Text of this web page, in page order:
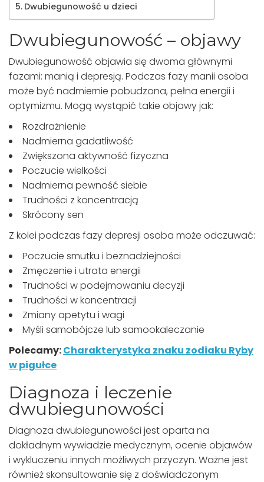
Dwubiegunowość u dzieci
Dwubiegunowość – objawy
Dwubiegunowość objawia się dwoma głównymi
fazami: manią i depresją. Podczas fazy manii osoba
może być nadmiernie pobudzona, pełna energii i
optymizmu. Mogą wystąpić takie objawy jak:
Rozdrażnienie
Nadmierna gadatliwość
Zwiększona aktywność fizyczna
Poczucie wielkości
Nadmierna pewność siebie
Trudności z koncentracją
Skrócony sen
Z kolei podczas fazy depresji osoba może odczuwać:
Poczucie smutku i beznadziejności
Zmęczenie i utrata energii
Trudności w podejmowaniu decyzji
Trudności w koncentracji
Zmiany apetytu i wagi
Myśli samobójcze lub samookaleczanie
Polecamy:Charakterystyka znaku zodiaku Ryby
w pigułce
Diagnoza i leczenie
dwubiegunowości
Diagnoza dwubiegunowości jest oparta na
dokładnym wywiadzie medycznym, ocenie objawów
i wykluczeniu innych możliwych przyczyn. Ważne jest
również skonsultowanie się z doświadczonym